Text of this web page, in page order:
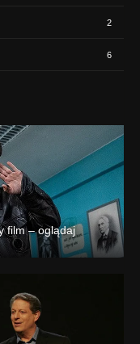
2
6
film – oglądaj